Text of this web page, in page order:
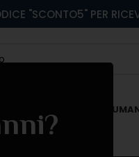
"SCONTO5" PER